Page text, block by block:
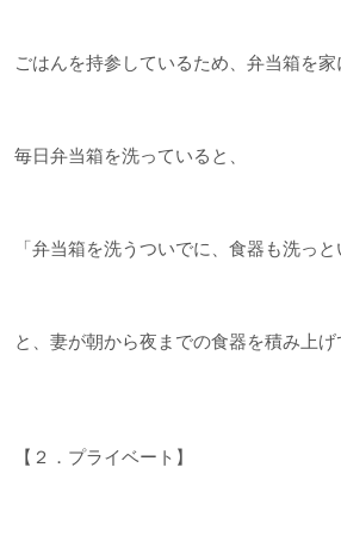
ごはんを持参しているため、弁当箱を
毎日弁当箱を洗っていると、
「弁当箱を洗うついでに、食器も洗っと
と、妻が朝から夜までの食器を積み上げ
【２．プライベート】